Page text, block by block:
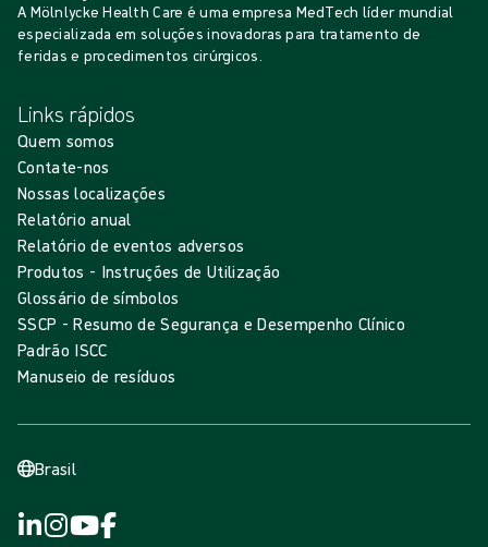
A Mölnlycke Health Care é uma empresa MedTech líder mundial
especializada em soluções inovadoras para tratamento de
feridas e procedimentos cirúrgicos.
Links rápidos
Quem somos
Contate-nos
Nossas localizações
Relatório anual
Relatório de eventos adversos
Produtos - Instruções de Utilização
Glossário de símbolos
SSCP - Resumo de Segurança e Desempenho Clínico
Padrão ISCC
Manuseio de resíduos
Brasil